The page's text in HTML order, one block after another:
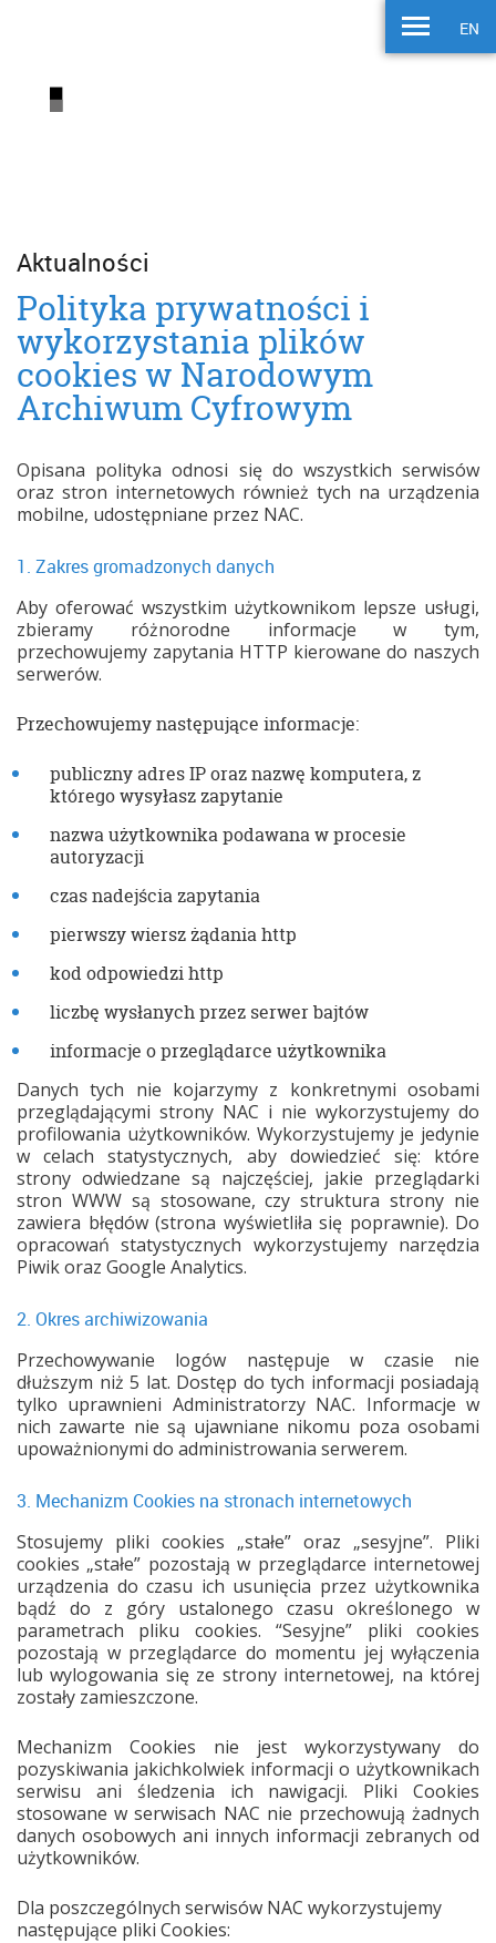
EN
Aktualności
Polityka prywatności i
wykorzystania plików
cookies w Narodowym
Archiwum Cyfrowym
Opisana polityka odnosi się do wszystkich serwisów
oraz stron internetowych również tych na urządzenia
mobilne, udostępniane przez NAC.
1. Zakres gromadzonych danych
Aby oferować wszystkim użytkownikom lepsze usługi,
zbieramy różnorodne informacje w tym,
przechowujemy zapytania HTTP kierowane do naszych
serwerów.
Przechowujemy następujące informacje:
publiczny adres IP oraz nazwę komputera, z
którego wysyłasz zapytanie
nazwa użytkownika podawana w procesie
autoryzacji
czas nadejścia zapytania
pierwszy wiersz żądania http
kod odpowiedzi http
liczbę wysłanych przez serwer bajtów
informacje o przeglądarce użytkownika
Danych tych nie kojarzymy z konkretnymi osobami
przeglądającymi strony NAC i nie wykorzystujemy do
profilowania użytkowników. Wykorzystujemy je jedynie
w celach statystycznych, aby dowiedzieć się: które
strony odwiedzane są najczęściej, jakie przeglądarki
stron WWW są stosowane, czy struktura strony nie
zawiera błędów (strona wyświetliła się poprawnie). Do
opracowań statystycznych wykorzystujemy narzędzia
Piwik oraz Google Analytics.
2. Okres archiwizowania
Przechowywanie logów następuje w czasie nie
dłuższym niż 5 lat. Dostęp do tych informacji posiadają
tylko uprawnieni Administratorzy NAC. Informacje w
nich zawarte nie są ujawniane nikomu poza osobami
upoważnionymi do administrowania serwerem.
3. Mechanizm Cookies na stronach internetowych
Stosujemy pliki cookies „stałe” oraz „sesyjne”. Pliki
cookies „stałe” pozostają w przeglądarce internetowej
urządzenia do czasu ich usunięcia przez użytkownika
bądź do z góry ustalonego czasu określonego w
parametrach pliku cookies. “Sesyjne” pliki cookies
pozostają w przeglądarce do momentu jej wyłączenia
lub wylogowania się ze strony internetowej, na której
zostały zamieszczone.
Mechanizm Cookies nie jest wykorzystywany do
pozyskiwania jakichkolwiek informacji o użytkownikach
serwisu ani śledzenia ich nawigacji. Pliki Cookies
stosowane w serwisach NAC nie przechowują żadnych
danych osobowych ani innych informacji zebranych od
użytkowników.
Dla poszczególnych serwisów NAC wykorzystujemy
następujące pliki Cookies: